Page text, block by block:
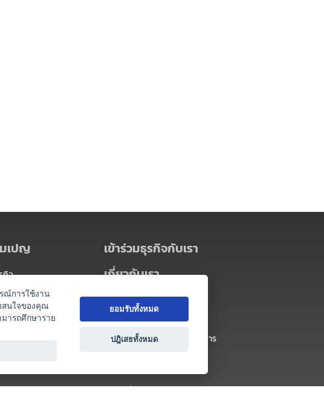
เปญ
กิจ
เข้าร่วมธุรกิจกับเรา
เกี่ยวกับเรา
เกี่ยวกับ Thai MICE Connect
นโยบายความเป็นส่วนตัว
ข้อตกลง และเงื่อนไขการใช้บริการ
ณ์การใช้งาน
สนใจของคุณ
ารถศึกษาราย
ยอมรับทั้งหมด
ปฎิเสธทั้งหมด